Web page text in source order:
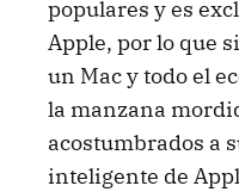
populares y es
Apple, por lo que
un Mac y todo el
la manzana
acostumbrados a
inteligente de